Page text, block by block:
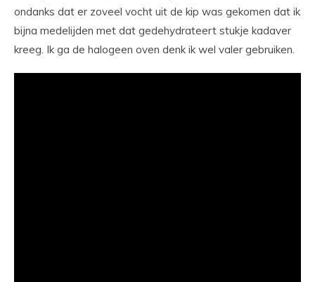
ondanks dat er zoveel vocht uit de kip was gekomen dat ik
bijna medelijden met dat gedehydrateert stukje kadaver
kreeg. Ik ga de halogeen oven denk ik wel valer gebruiken.